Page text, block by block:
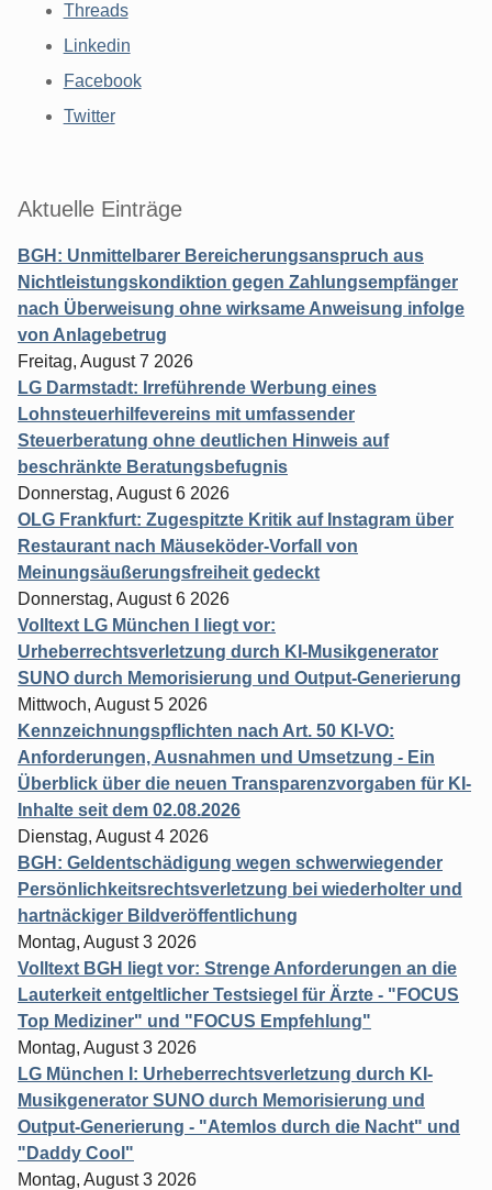
Threads
Linkedin
Facebook
Twitter
Aktuelle Einträge
BGH: Unmittelbarer Bereicherungsanspruch aus
Nichtleistungskondiktion gegen Zahlungsempfänger
nach Überweisung ohne wirksame Anweisung infolge
von Anlagebetrug
Freitag, August 7 2026
LG Darmstadt: Irreführende Werbung eines
Lohnsteuerhilfevereins mit umfassender
Steuerberatung ohne deutlichen Hinweis auf
beschränkte Beratungsbefugnis
Donnerstag, August 6 2026
OLG Frankfurt: Zugespitzte Kritik auf Instagram über
Restaurant nach Mäuseköder-Vorfall von
Meinungsäußerungsfreiheit gedeckt
Donnerstag, August 6 2026
Volltext LG München I liegt vor:
Urheberrechtsverletzung durch KI-Musikgenerator
SUNO durch Memorisierung und Output-Generierung
Mittwoch, August 5 2026
Kennzeichnungspflichten nach Art. 50 KI-VO:
Anforderungen, Ausnahmen und Umsetzung - Ein
Überblick über die neuen Transparenzvorgaben für KI-
Inhalte seit dem 02.08.2026
Dienstag, August 4 2026
BGH: Geldentschädigung wegen schwerwiegender
Persönlichkeitsrechtsverletzung bei wiederholter und
hartnäckiger Bildveröffentlichung
Montag, August 3 2026
Volltext BGH liegt vor: Strenge Anforderungen an die
Lauterkeit entgeltlicher Testsiegel für Ärzte - "FOCUS
Top Mediziner" und "FOCUS Empfehlung"
Montag, August 3 2026
LG München I: Urheberrechtsverletzung durch KI-
Musikgenerator SUNO durch Memorisierung und
Output-Generierung - "Atemlos durch die Nacht" und
"Daddy Cool"
Montag, August 3 2026